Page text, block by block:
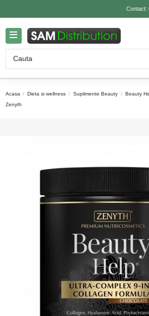
Contact:
Acasa Dieta si wellness Suplimente Beauty
Beauty
Zenyth